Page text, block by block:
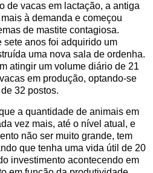
de vacas em lactação, a antiga
à demanda e começou
de mastite contagiosa.
sete anos foi adquirido um
uma nova sala de ordenha.
atingir um volume diário de 21
em produção, optando-se
32 postos.
a quantidade de animais em
vez mais, até o nível atual, e
não ser muito grande, tem
que tenha uma vida útil de 20
investimento acontecendo em